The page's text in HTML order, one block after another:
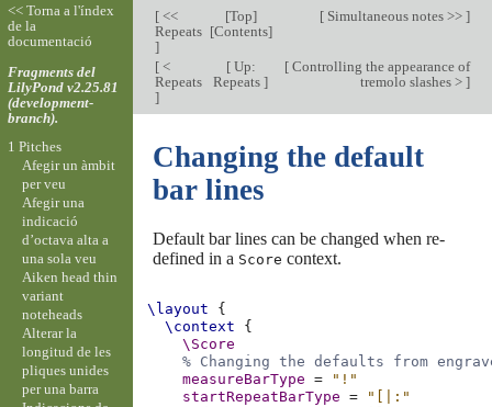
[<<
Repeats
]
[Top]
[Contents]
[Simultaneous notes >> ]
[<
Repeats
]
[Up:
Repeats]
[Controlling the appearance of
tremolo slashes > ]
Changing the default
bar lines
Default bar lines can be changed when re-
defined in a Score context.
\layout
{
\context
{
\Score
% Changing the defaults from
measureBarType
=
"!"
startRepeatBarType
=
"[|:"
<< Torna a l'índex
de la
documentació
Fragments del
LilyPond v2.25.81
(development-
branch).
1 Pitches
Afegir un àmbit
per veu
Afegir una
indicació
d’octava alta a
una sola veu
Aiken head thin
variant
noteheads
Alterar la
longitud de les
pliques unides
per una barra